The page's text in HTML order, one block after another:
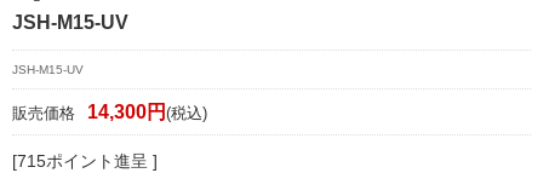
JSH-M15-UV
JSH-M15-UV
販売価格 14,300円 (税込)
[715ポイント進呈 ]